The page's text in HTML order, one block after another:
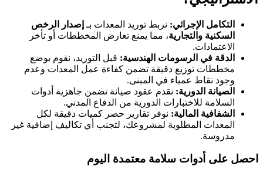
التكامل الإجرائي: نربط توريد المعدات بـ إصدار الرخص
السكنية والتجارية، مما يمنع تعارض المخططات أو تأخر
الاعتمادات.
الدقة في الرسومات الهندسية: قبل التوريد، نقوم بوضع
مخططات توزيع دقيقة تضمن كفاءة عمل المعدات وعدم
وجود نقاط عمياء في المبنى.
الصيانة الدورية: نقدم عقود صيانة تضمن جاهزية أدوات
السلامة للاختبارات الدورية من الدفاع المدني.
الشفافية المالية: نوفر تقارير حصر كميات دقيقة لكل
المعدات المطلوبة لمشروعك، لتجنب أي تكاليف إضافية غير
مدروسة.
احصل على أدوات سلامة معتمدة اليوم